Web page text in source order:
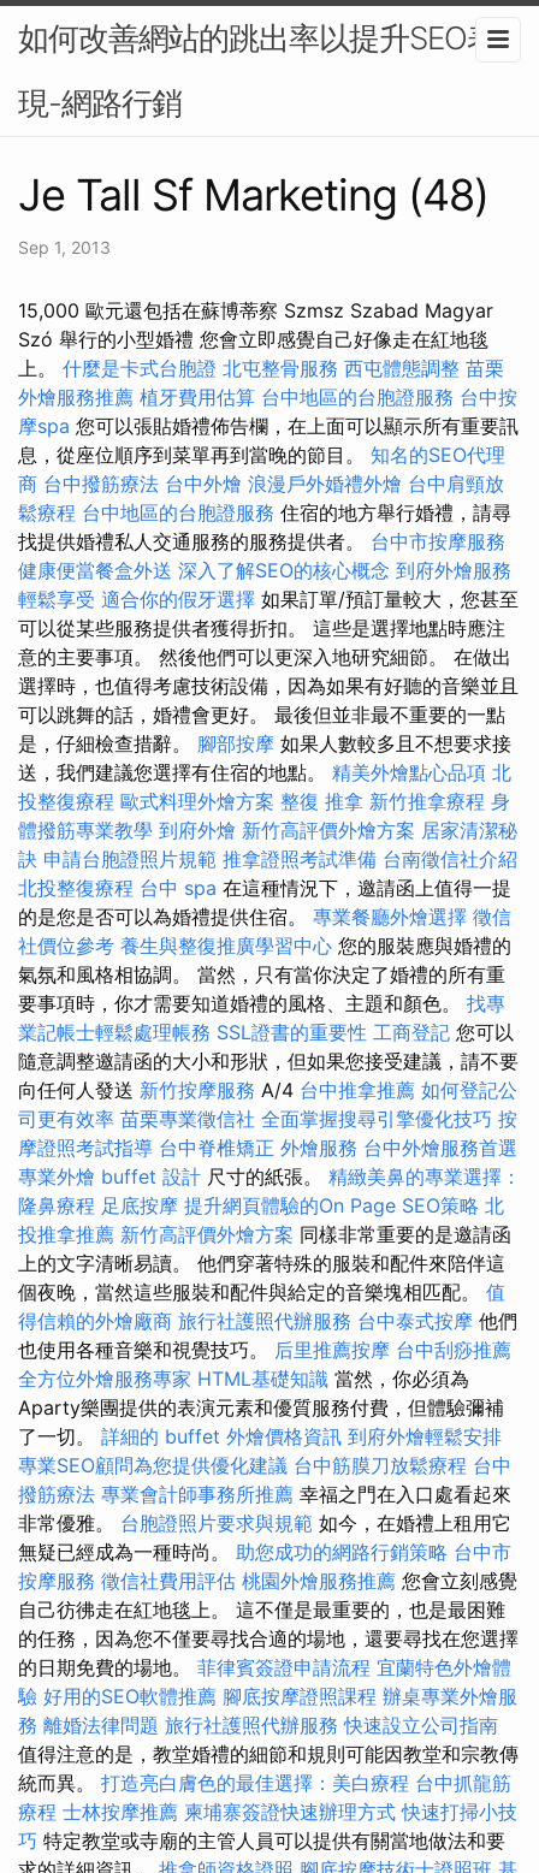
如何改善網站的跳出率以提升SEO表
現-網路行銷
Je Tall Sf Marketing (48)
Sep 1, 2013
15,000 歐元還包括在蘇博蒂察 Szmsz Szabad Magyar
Szó 舉行的小型婚禮 您會立即感覺自己好像走在紅地毯
上。 什麼是卡式台胞證 北屯整骨服務 西屯體態調整 苗栗
外燴服務推薦 植牙費用估算 台中地區的台胞證服務 台中按
摩spa 您可以張貼婚禮佈告欄，在上面可以顯示所有重要訊
息，從座位順序到菜單再到當晚的節目。 知名的SEO代理
商 台中撥筋療法 台中外燴 浪漫戶外婚禮外燴 台中肩頸放
鬆療程 台中地區的台胞證服務 住宿的地方舉行婚禮，請尋
找提供婚禮私人交通服務的服務提供者。 台中市按摩服務
健康便當餐盒外送 深入了解SEO的核心概念 到府外燴服務
輕鬆享受 適合你的假牙選擇 如果訂單/預訂量較大，您甚至
可以從某些服務提供者獲得折扣。 這些是選擇地點時應注
意的主要事項。 然後他們可以更深入地研究細節。 在做出
選擇時，也值得考慮技術設備，因為如果有好聽的音樂並且
可以跳舞的話，婚禮會更好。 最後但並非最不重要的一點
是，仔細檢查措辭。 腳部按摩 如果人數較多且不想要求接
送，我們建議您選擇有住宿的地點。 精美外燴點心品項 北
投整復療程 歐式料理外燴方案 整復 推拿 新竹推拿療程 身
體撥筋專業教學 到府外燴 新竹高評價外燴方案 居家清潔秘
訣 申請台胞證照片規範 推拿證照考試準備 台南徵信社介紹
北投整復療程 台中 spa 在這種情況下，邀請函上值得一提
的是您是否可以為婚禮提供住宿。 專業餐廳外燴選擇 徵信
社價位參考 養生與整復推廣學習中心 您的服裝應與婚禮的
氣氛和風格相協調。 當然，只有當你決定了婚禮的所有重
要事項時，你才需要知道婚禮的風格、主題和顏色。 找專
業記帳士輕鬆處理帳務 SSL證書的重要性 工商登記 您可以
隨意調整邀請函的大小和形狀，但如果您接受建議，請不要
向任何人發送 新竹按摩服務 A/4 台中推拿推薦 如何登記公
司更有效率 苗栗專業徵信社 全面掌握搜尋引擎優化技巧 按
摩證照考試指導 台中脊椎矯正 外燴服務 台中外燴服務首選
專業外燴 buffet 設計 尺寸的紙張。 精緻美鼻的專業選擇：
隆鼻療程 足底按摩 提升網頁體驗的On Page SEO策略 北
投推拿推薦 新竹高評價外燴方案 同樣非常重要的是邀請函
上的文字清晰易讀。 他們穿著特殊的服裝和配件來陪伴這
個夜晚，當然這些服裝和配件與給定的音樂塊相匹配。 值
得信賴的外燴廠商 旅行社護照代辦服務 台中泰式按摩 他們
也使用各種音樂和視覺技巧。 后里推薦按摩 台中刮痧推薦
全方位外燴服務專家 HTML基礎知識 當然，你必須為
Aparty樂團提供的表演元素和優質服務付費，但體驗彌補
了一切。 詳細的 buffet 外燴價格資訊 到府外燴輕鬆安排
專業SEO顧問為您提供優化建議 台中筋膜刀放鬆療程 台中
撥筋療法 專業會計師事務所推薦 幸福之門在入口處看起來
非常優雅。 台胞證照片要求與規範 如今，在婚禮上租用它
無疑已經成為一種時尚。 助您成功的網路行銷策略 台中市
按摩服務 徵信社費用評估 桃園外燴服務推薦 您會立刻感覺
自己彷彿走在紅地毯上。 這不僅是最重要的，也是最困難
的任務，因為您不僅要尋找合適的場地，還要尋找在您選擇
的日期免費的場地。 菲律賓簽證申請流程 宜蘭特色外燴體
驗 好用的SEO軟體推薦 腳底按摩證照課程 辦桌專業外燴服
務 離婚法律問題 旅行社護照代辦服務 快速設立公司指南
值得注意的是，教堂婚禮的細節和規則可能因教堂和宗教傳
統而異。 打造亮白膚色的最佳選擇：美白療程 台中抓龍筋
療程 士林按摩推薦 柬埔寨簽證快速辦理方式 快速打掃小技
巧 特定教堂或寺廟的主管人員可以提供有關當地做法和要